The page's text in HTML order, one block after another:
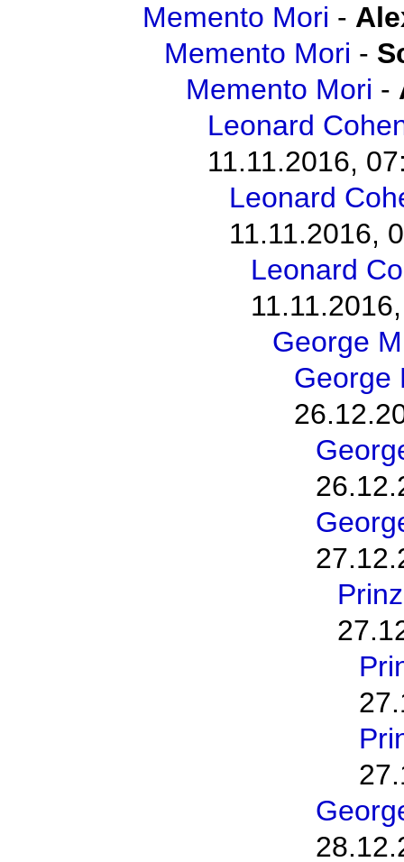
Memento Mori -
Memento Mori -
Memento Mori -
Leonard
11.11.2016,
Leonard
11.11.2016,
Leonard
George
George